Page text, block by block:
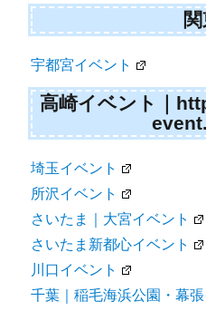
宇都宮イベント
高崎イベント｜
埼玉イベント
所沢イベント
さいたま｜大宮イベント
さいたま新都心イベント
川口イベント
千葉｜稲毛海浜公園・幕張